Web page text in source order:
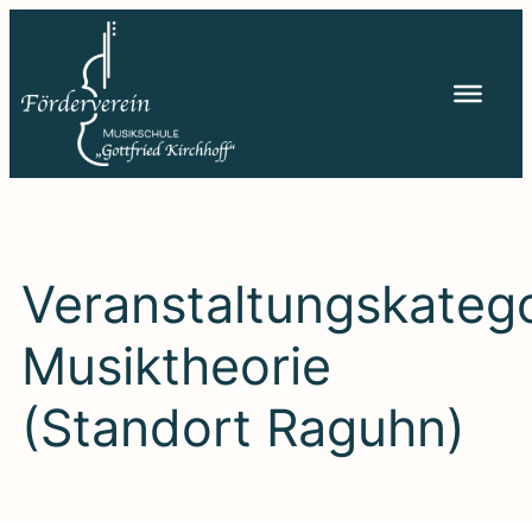
springen
Musiktheorie
(Standort Raguhn)